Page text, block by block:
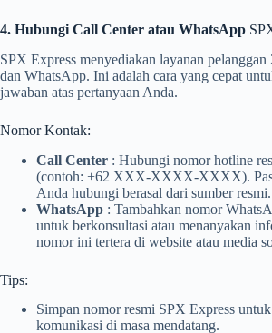
4. Hubungi Call Center atau WhatsApp
SPX Express menyediakan layanan
dan WhatsApp. Ini adalah cara yang cepat
jawaban atas pertanyaan Anda.
Nomor Kontak:
Call Center : Hubungi nomor hotline
(contoh: +62 XXX-XXXX-XXXX).
Anda hubungi berasal dari sumber resmi.
WhatsApp : Tambahkan nomor
untuk berkonsultasi atau menanyakan
nomor ini tertera di website atau media
Tips:
Simpan nomor resmi SPX Express
komunikasi di masa mendatang.